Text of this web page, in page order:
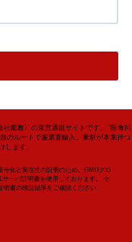
癒雅〉の直営通販サイトです。 “医食同
のルートで厳選直輸入。素材が本来持つ
します。
号化と実在性の証明のため、GMOグロ
ーバ証明書を使用しております。 セ
書の検証結果をご確認ください。